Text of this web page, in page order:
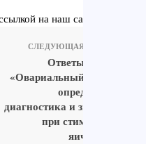
на наш сайт
СЛЕДУЮЩАЯ ЗАПИСЬ
Ответы на тест
«Овариальный резерв:
определение,
диагностика и значение
при стимуляции
яичников»